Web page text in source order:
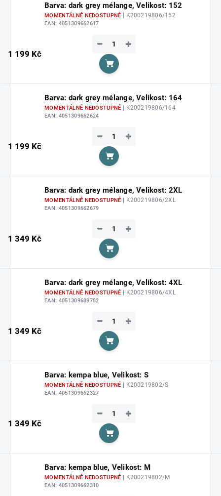
Barva: dark grey mélange, Velikost: 152
MOMENTÁLNĚ NEDOSTUPNÉ | K200219806/152
EAN: 4051309662617
1 199 Kč
+
−
Do košíku
Barva: dark grey mélange, Velikost: 164
MOMENTÁLNĚ NEDOSTUPNÉ | K200219806/164
EAN: 4051309662624
1 199 Kč
+
−
Do košíku
Barva: dark grey mélange, Velikost: 2XL
MOMENTÁLNĚ NEDOSTUPNÉ | K200219806/2XL
EAN: 4051309662679
1 349 Kč
+
−
Do košíku
Barva: dark grey mélange, Velikost: 4XL
MOMENTÁLNĚ NEDOSTUPNÉ | K200219806/4XL
EAN: 4051309689782
1 349 Kč
+
−
Do košíku
Barva: kempa blue, Velikost: S
MOMENTÁLNĚ NEDOSTUPNÉ | K200219802/S
EAN: 4051309662327
1 349 Kč
+
−
Do košíku
Barva: kempa blue, Velikost: M
MOMENTÁLNĚ NEDOSTUPNÉ | K200219802/M
EAN: 4051309662310